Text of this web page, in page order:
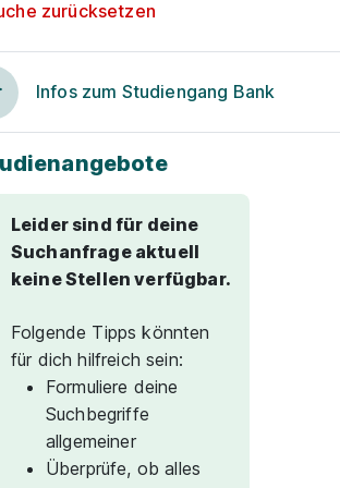
zurücksetzen
Infos zum Studiengang Bank
Leider sind für deine
Suchanfrage aktuell
keine Stellen verfügbar.
Folgende Tipps könnten
für dich hilfreich sein:
Formuliere deine
Suchbegriffe
allgemeiner
Überprüfe, ob alles